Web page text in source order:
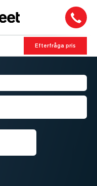
Efterfråga pris
i ditt lantbruk